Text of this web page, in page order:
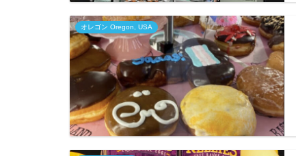
オレゴン Oregon, USA